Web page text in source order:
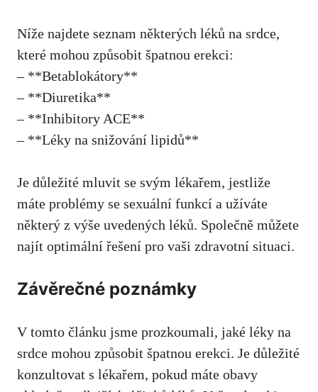
Níže najdete seznam některých léků na srdce,
které mohou způsobit špatnou erekci:
– **Betablokátory**
– **Diuretika**
– **Inhibitory ACE**
– **Léky na snižování lipidů**
Je důležité mluvit se svým lékařem, jestliže
máte problémy se sexuální funkcí a užíváte
některý z výše uvedených léků. Společně můžete
najít optimální řešení pro vaši zdravotní situaci.
Závěrečné poznámky
V tomto článku jsme prozkoumali, jaké léky na
srdce mohou způsobit špatnou erekci. Je důležité
konzultovat s lékařem, pokud máte obavy